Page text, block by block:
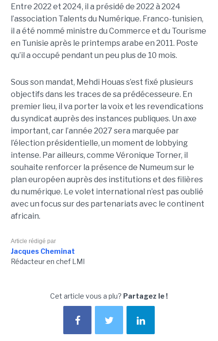
Entre 2022 et 2024, il a présidé de 2022 à 2024
l’association Talents du Numérique. Franco-tunisien,
il a été nommé ministre du Commerce et du Tourisme
en Tunisie après le printemps arabe en 2011. Poste
qu’il a occupé pendant un peu plus de 10 mois.
Sous son mandat, Mehdi Houas s’est fixé plusieurs
objectifs dans les traces de sa prédécesseure. En
premier lieu, il va porter la voix et les revendications
du syndicat auprès des instances publiques. Un axe
important, car l’année 2027 sera marquée par
l’élection présidentielle, un moment de lobbying
intense. Par ailleurs, comme Véronique Torner, il
souhaite renforcer la présence de Numeum sur le
plan européen auprès des institutions et des filières
du numérique. Le volet international n’est pas oublié
avec un focus sur des partenariats avec le continent
africain.
Article rédigé par
Jacques Cheminat
Rédacteur en chef LMI
Cet article vous a plu? Partagez le !